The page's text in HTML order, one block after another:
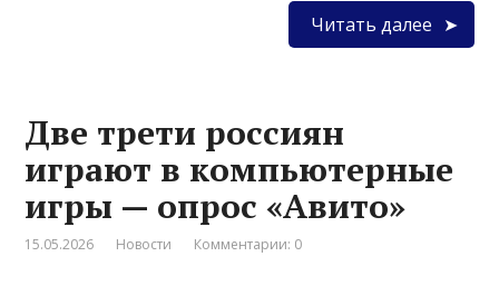
Читать далее
Две трети россиян
играют в компьютерные
игры — опрос «Авито»
15.05.2026 Новости Комментарии: 0